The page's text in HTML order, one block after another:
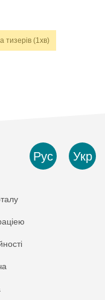
тизерів (1хв)
Рус Укр